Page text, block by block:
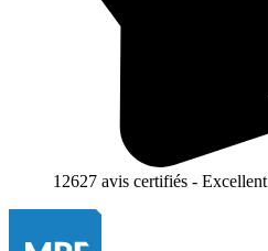
12627 avis certifiés - Excellent